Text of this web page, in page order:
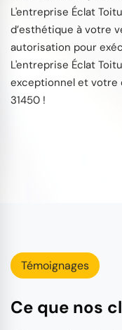
L'entreprise Éclat
d’esthétique à votre
autorisation pour
L'entreprise Éclat
exceptionnel et votre
31450 !
Témoignages
Ce que nos